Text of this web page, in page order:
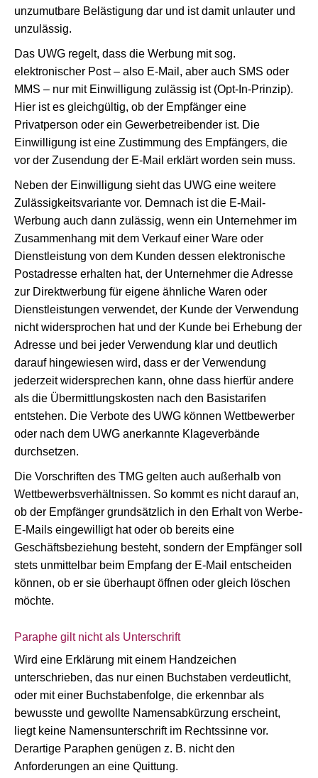
unzumutbare Belästigung dar und ist damit unlauter und
unzulässig.
Das UWG regelt, dass die Werbung mit sog.
elektronischer Post – also E-Mail, aber auch SMS oder
MMS – nur mit Einwilligung zulässig ist (Opt-In-Prinzip).
Hier ist es gleichgültig, ob der Empfänger eine
Privatperson oder ein Gewerbetreibender ist. Die
Einwilligung ist eine Zustimmung des Empfängers, die
vor der Zusendung der E-Mail erklärt worden sein muss.
Neben der Einwilligung sieht das UWG eine weitere
Zulässigkeitsvariante vor. Demnach ist die E-Mail-
Werbung auch dann zulässig, wenn ein Unternehmer im
Zusammenhang mit dem Verkauf einer Ware oder
Dienstleistung von dem Kunden dessen elektronische
Postadresse erhalten hat, der Unternehmer die Adresse
zur Direktwerbung für eigene ähnliche Waren oder
Dienstleistungen verwendet, der Kunde der Verwendung
nicht widersprochen hat und der Kunde bei Erhebung der
Adresse und bei jeder Verwendung klar und deutlich
darauf hingewiesen wird, dass er der Verwendung
jederzeit widersprechen kann, ohne dass hierfür andere
als die Übermittlungskosten nach den Basistarifen
entstehen. Die Verbote des UWG können Wettbewerber
oder nach dem UWG anerkannte Klageverbände
durchsetzen.
Die Vorschriften des TMG gelten auch außerhalb von
Wettbewerbsverhältnissen. So kommt es nicht darauf an,
ob der Empfänger grundsätzlich in den Erhalt von Werbe-
E-Mails eingewilligt hat oder ob bereits eine
Geschäftsbeziehung besteht, sondern der Empfänger soll
stets unmittelbar beim Empfang der E-Mail entscheiden
können, ob er sie überhaupt öffnen oder gleich löschen
möchte.
Paraphe gilt nicht als Unterschrift
Wird eine Erklärung mit einem Handzeichen
unterschrieben, das nur einen Buchstaben verdeutlicht,
oder mit einer Buchstabenfolge, die erkennbar als
bewusste und gewollte Namensabkürzung erscheint,
liegt keine Namensunterschrift im Rechtssinne vor.
Derartige Paraphen genügen z. B. nicht den
Anforderungen an eine Quittung.